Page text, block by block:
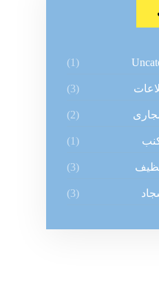
(1)
(3)
(2)
(1)
(3)
(3)